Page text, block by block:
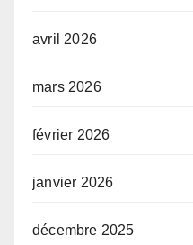
avril 2026
mars 2026
février 2026
janvier 2026
décembre 2025